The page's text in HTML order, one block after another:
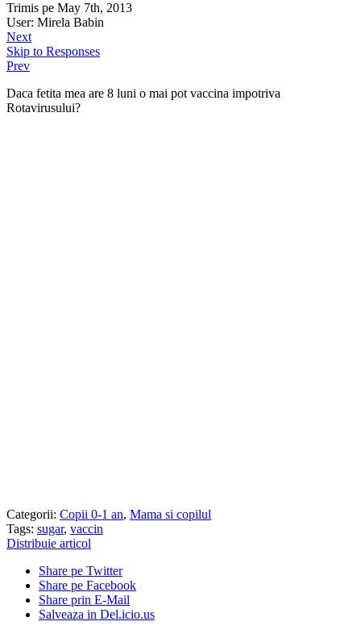
Trimis pe May 7th, 2013
User: Mirela Babin
Next
Skip to Responses
Prev
Daca fetita mea are 8 luni o mai pot vaccina impotriva
Rotavirusului?
Categorii: Copii 0-1 an, Mama si copilul
Tags: sugar, vaccin
Distribuie articol
Share pe Twitter
Share pe Facebook
Share prin E-Mail
Salveaza in Del.icio.us